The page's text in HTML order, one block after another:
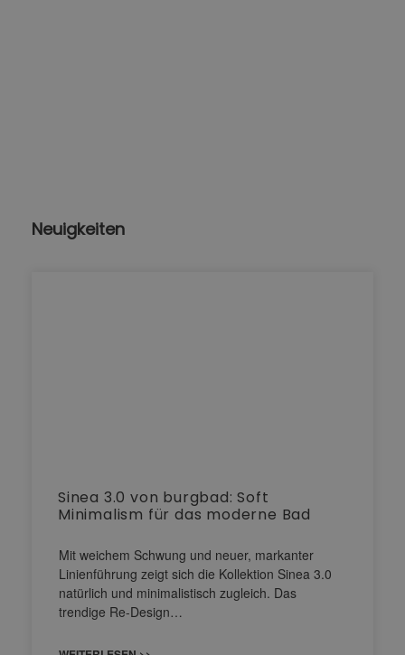
Neuigkeiten
Sinea 3.0 von burgbad: Soft
Minimalism für das moderne Bad
Mit weichem Schwung und neuer, markanter
Linienführung zeigt sich die Kollektion Sinea 3.0
natürlich und minimalistisch zugleich. Das
trendige Re-Design…